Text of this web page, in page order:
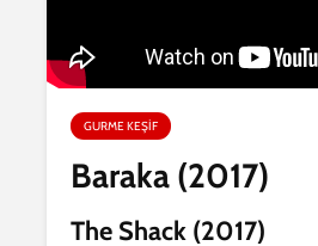
GURME KEŞIF
Baraka (2017)
The Shack (2017)